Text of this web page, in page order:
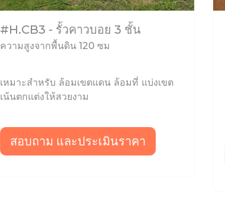
#H.CB3 - รั้วคาวบอย 3 ชั้น
ความสูงจากพื้นดิน 120 ซม
เหมาะสำหรับ ล้อมเขตแดน ล้อมที่ แบ่งเขต
เน้นตกแต่งให้สวยงาม
สอบถาม และประเมินราคา